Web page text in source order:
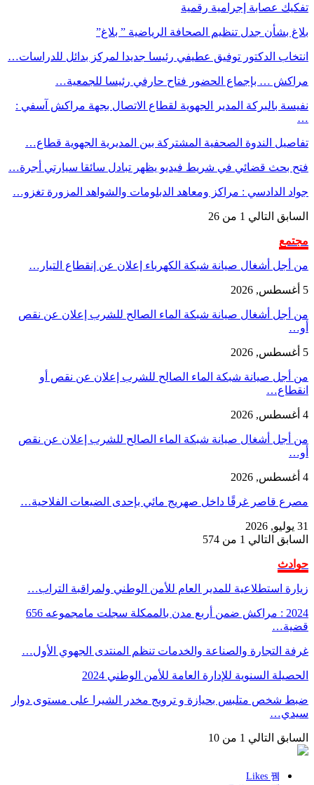
تفكيك عصابة إجرامية رقمية
بلاغ بشأن جدل تنظيم الصحافة الرياضية ” بلاغ”
انتخاب الدكتور توفيق عطيفي رئيسا جديدا لمركز بدائل للدراسات…
مراكش … بإجماع الحضور فتاح حارفي رئيسا للجمعية…
نفيسة بالبركة المدير الجهوية لقطاع الاتصال بجهة مراكش آسفي :
…
تفاصيل الندوة الصحفية المشتركة بين المديرية الجهوية قطاع…
فتح بحث قضائي في شريط فيديو يظهر تبادل سائقا سيارتي أجرة…
جواد الدادسي : مراكز ومعاهد الدبلومات والشواهد المزورة تغزو…
السابق التالي 1 من 26
مجتمع
من أجل أشغال صيانة شبكة الكهرباء إعلان عن إنقطاع التيار…
5 أغسطس, 2026
من أجل أشغال صيانة شبكة الماء الصالح للشرب إعلان عن نقص
أو…
5 أغسطس, 2026
من أجل صيانة شبكة الماء الصالح للشرب إعلان عن نقص أو
انقطاع…
4 أغسطس, 2026
من أجل أشغال صيانة شبكة الماء الصالح للشرب إعلان عن نقص
أو…
4 أغسطس, 2026
مصرع قاصر غرقًا داخل صهريج مائي بإحدى الضيعات الفلاحية…
31 يوليو, 2026
السابق التالي 1 من 574
حوادث
زيارة استطلاعية للمدير العام للأمن الوطني ولمراقبة التراب…
2024 : مراكش ضمن أربع مدن بالممكلة سجلت مامجموعه 656
قضية…
غرفة التجارة والصناعة والخدمات تنظم المنتدى الجهوي الأول…
الحصيلة السنوية للإدارة العامة للأمن الوطني 2024
ضبط شخص متلبس بحيازة و ترويج مخدر الشيرا على مستوى دوار
سيدي…
السابق التالي 1 من 10